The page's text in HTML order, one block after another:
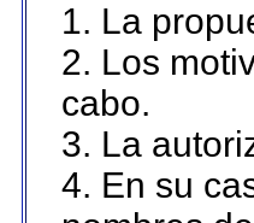
1. La
2. Los
cabo.
3. La
4. En su